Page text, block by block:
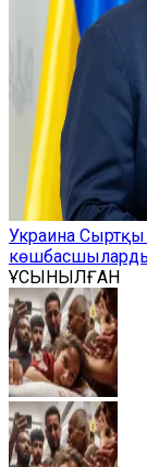
Украина Сыртқы
ҰСЫНЫЛҒАН